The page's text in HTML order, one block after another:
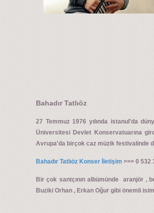
Bahadır Tatlıöz
27 Temmuz 1976 yılında istanul'da
Üniversitesi Devlet Konservatuarına
Avrupa'da birçok caz müzik festivalinde
Bahadır Tatlıöz Konser İletişim >>> 0 532
Bir çok santçının albümünde aranjör ,
Buziki Orhan , Erkan Oğur gibi önemli